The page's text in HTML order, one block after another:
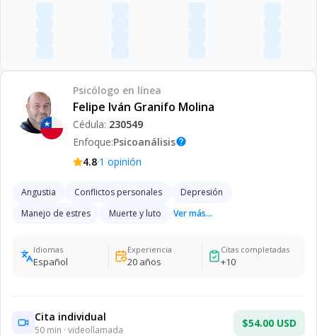
Psicólogo en línea
Felipe Iván Granifo Molina
Cédula: 230549
Enfoque:Psicoanálisishelp
4.8·1 opinión
Angustia Conflictos personales
Depresión
Manejo de estres
Muerte y luto Ver más...
Idiomas
Español
Experiencia
20años
Citas completadas
+10
Cita individual
50 min · videollamada
$54.00 USD